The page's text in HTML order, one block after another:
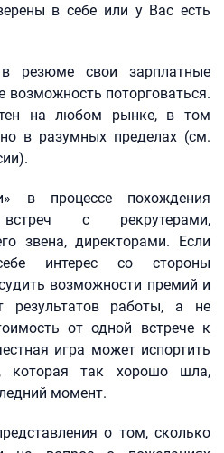
в себе или у Вас есть
резюме свои зарплатные
возможность поторговаться.
на любом рынке, в том
в разумных пределах (см.
в процессе похождения
с рекрутерами,
звена, директорами. Если
интерес со стороны
возможности премий и
результатов работы, а не
от одной встрече к
игра может испортить
которая так хорошо шла,
момент.
о том, сколько